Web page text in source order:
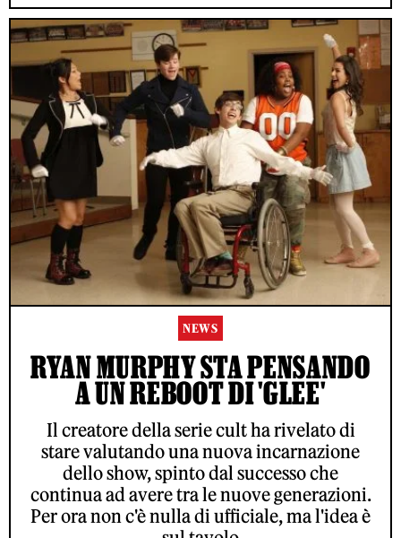
NEWS
RYAN MURPHY STA PENSANDO
A UN REBOOT DI 'GLEE'
Il creatore della serie cult ha rivelato di
stare valutando una nuova incarnazione
dello show, spinto dal successo che
continua ad avere tra le nuove generazioni.
Per ora non c'è nulla di ufficiale, ma l'idea è